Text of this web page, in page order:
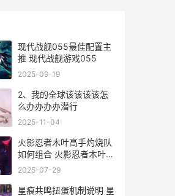
现代战舰055最佳配置主
推 现代战舰游戏055
2025-09-19
2、我的全球该该该该怎
么办办办办潜行
2025-11-04
火影忍者木叶高手灼烧队
如何组合 火影忍者木叶高
手破解版
2025-07-29
星痕共鸣扭蛋机制说明 星